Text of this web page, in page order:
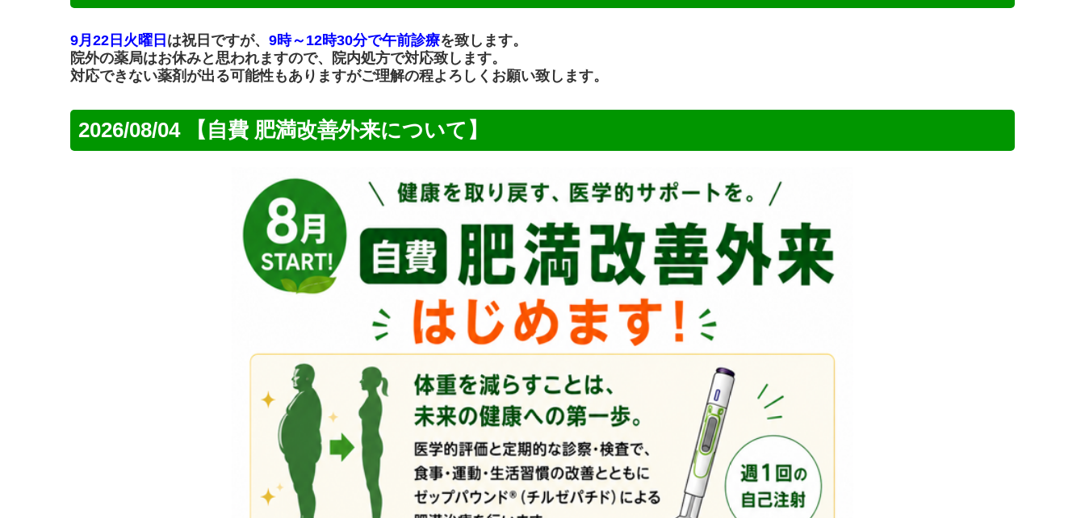
9月22日火曜日 は祝日ですが、 9時～12時30分で午前診療を致します。
院外の薬局はお休みと思われますので、院内処方で対応致します。
対応できない薬剤が出る可能性もありますがご理解の程よろしくお願い致します。
2026/08/04 【自費 肥満改善外来について】